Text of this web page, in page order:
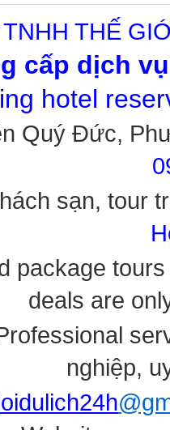
THẾ
cấp dịch
hotel
Quý Đức,
sạn, tour
package
deals are
nghiệp,